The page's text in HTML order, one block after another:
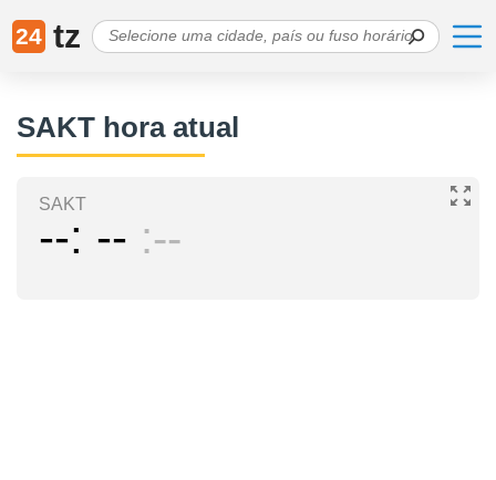
24 tz
SAKT hora atual
SAKT
-- -- --